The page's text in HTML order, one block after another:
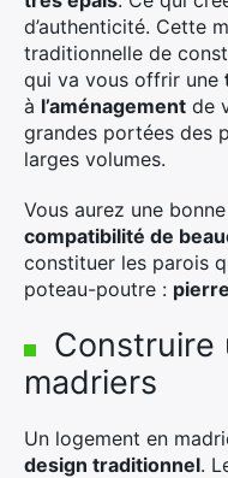
d’authenticité. Cette
traditionnelle de
qui va vous offrir une
à l’aménagement de
grandes portées des
larges volumes.
Vous aurez une
compatibilité de
constituer les parois
poteau-poutre :
Construire
madriers
Un logement en
design traditionnel.